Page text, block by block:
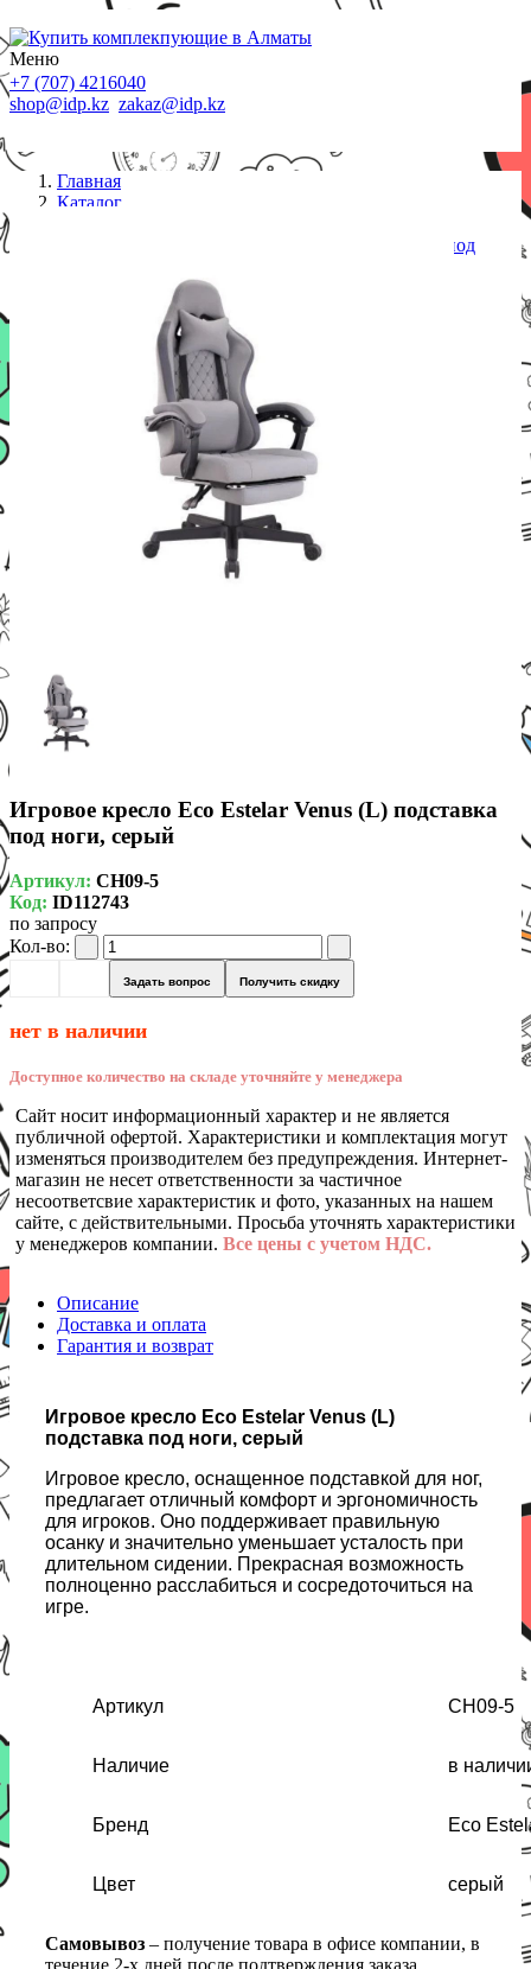
Меню
+7 (707) 4216040
shop@idp.kz zakaz@idp.kz
Главная
Каталог
Игровое кресло Eco Estelar Venus (L) подставка под
Игровое кресло Eco Estelar Venus (L) подставка
под ноги, серый
Артикул: CH09-5
Код: ID112743
по запросу
Кол-во:
Задать вопрос Получить скидку
нет в наличии
Доступное количество на складе уточняйте у менеджера
Сайт носит информационный характер и не является
публичной офертой. Характеристики и комплектация могут
изменяться производителем без предупреждения. Интернет-
магазин не несет ответственности за частичное
несоответсвие характеристик и фото, указанных на нашем
сайте, с действительными. Просьба уточнять характеристики
у менеджеров компании. Все цены с учетом НДС.
Описание
Доставка и оплата
Гарантия и возврат
Игровое кресло Eco Estelar Venus (L)
подставка под ноги, серый
Игровое кресло, оснащенное подставкой для ног,
предлагает отличный комфорт и эргономичность
для игроков. Оно поддерживает правильную
осанку и значительно уменьшает усталость при
длительном сидении. Прекрасная возможность
полноценно расслабиться и сосредоточиться на
игре.
Артикул CH09-5
Наличие в
Бренд Eco
Цвет серый
Самовывоз – получение товара в офисе компании, в